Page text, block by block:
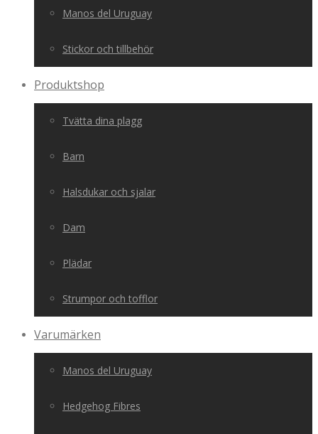
Manos del Uruguay
Stickor och tillbehör
Produktshop
Tvätta dina plagg
Barn
Halsdukar och sjalar
Dam
Plädar
Strumpor och tofflor
Varumärken
Manos del Uruguay
Hedgehog Fibres